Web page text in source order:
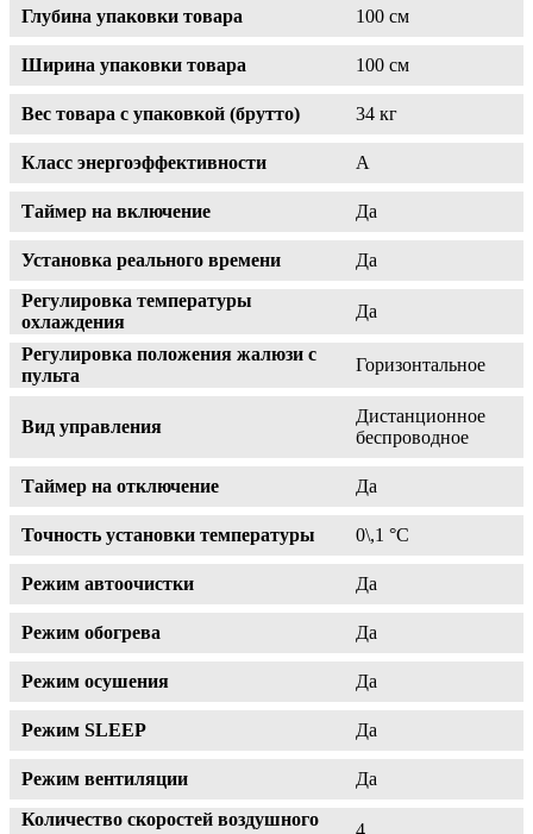
Глубина упаковки товара 100 см
Ширина упаковки товара 100 см
Вес товара с упаковкой (брутто) 34 кг
Класс энергоэффективности A
Таймер на включение Да
Установка реального времени
Да
Регулировка температуры
охлаждения
Да
Регулировка положения жалюзи с
пульта
Горизонтальное
Вид управления
Дистанционное
беспроводное
Таймер на отключение Да
Точность установки температуры 0\,1 °С
Режим автоочистки Да
Режим обогрева Да
Режим осушения Да
Режим SLEEP Да
Режим вентиляции
Да
Количество скоростей воздушного
4